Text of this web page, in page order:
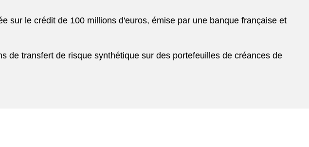
sur le crédit de 100 millions d'euros, émise par une banque française et
de transfert de risque synthétique sur des portefeuilles de créances de